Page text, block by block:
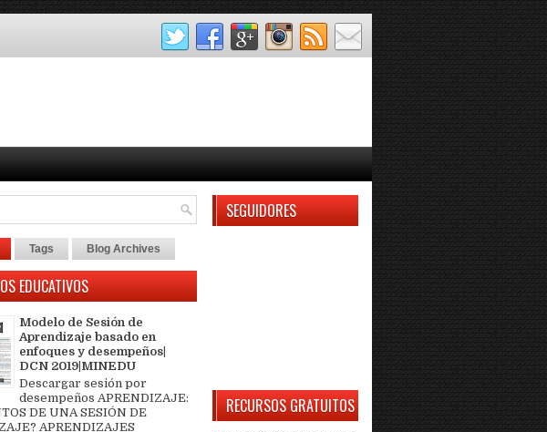
Tags Blog Archives
EDUCATIVOS
Modelo de Sesión de
Aprendizaje basado en
enfoques y desempeños|
DCN 2019|MINEDU
Descargar sesión por
desempeños APRENDIZAJE:
DE UNA SESIÓN DE
APRENDIZAJES
SEGUIDORES
RECURSOS GRATUITOS